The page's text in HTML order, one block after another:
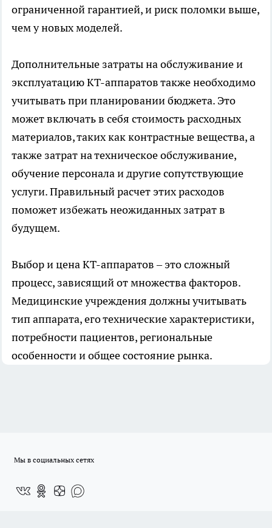
ограниченной гарантией, и риск поломки выше,
чем у новых моделей.
Дополнительные затраты на обслуживание и
эксплуатацию КТ-аппаратов также необходимо
учитывать при планировании бюджета. Это
может включать в себя стоимость расходных
материалов, таких как контрастные вещества, а
также затрат на техническое обслуживание,
обучение персонала и другие сопутствующие
услуги. Правильный расчет этих расходов
поможет избежать неожиданных затрат в
будущем.
Выбор и цена КТ-аппаратов – это сложный
процесс, зависящий от множества факторов.
Медицинские учреждения должны учитывать
тип аппарата, его технические характеристики,
потребности пациентов, региональные
особенности и общее состояние рынка.
Мы в социальных сетях